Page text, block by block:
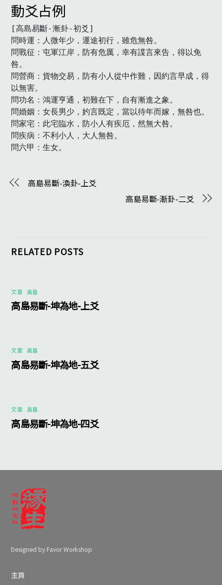
動爻占例
[高島易斷-漸卦-初爻]
問時運：人微年少，運途初行，雖危無咎。
問戰征：屯軍江岸，防有危厲，幸有諜言來告，得以免
咎。
問營商：貨物交易，防有小人從中作難，因約言早成，得
以無害。
問功名：鴻運亨通，初難在下，自有漸進之象。
問婚姻：女長男少，妁言既定，當以待年而嫁，無咎也。
問家宅：此宅臨水，防小人有疾厄，然無大咎。
問疾病：不利小人，大人無咎。
問六甲：生女。
高島易斷-渙卦-上爻
高島易斷-漸卦-二爻
RELATED POSTS
文章 高島
高島易斷-坤為地-上爻
文章 高島
高島易斷-坤為地-五爻
文章 高島
高島易斷-坤為地-四爻
Designed by Favor Workshop
主頁